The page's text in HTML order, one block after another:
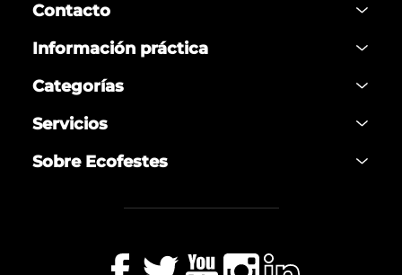
Contacto
Información práctica
Categorías
Servicios
Sobre Ecofestes